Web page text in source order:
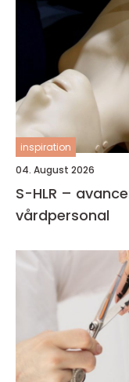
inspiration
04. August 2026
S-HLR –
vårdpersonal